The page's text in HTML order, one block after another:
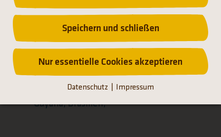
Verbreitung
Argentinien, Bolivien, Peru, Venezuela,
Guyana, Brasilien,
Speichern und schließen
Nur essentielle Cookies akzeptieren
Datenschutz Impressum